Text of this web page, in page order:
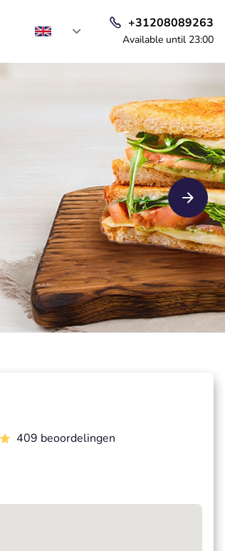
+31208089263
Available until 23:00
409 beoordelingen